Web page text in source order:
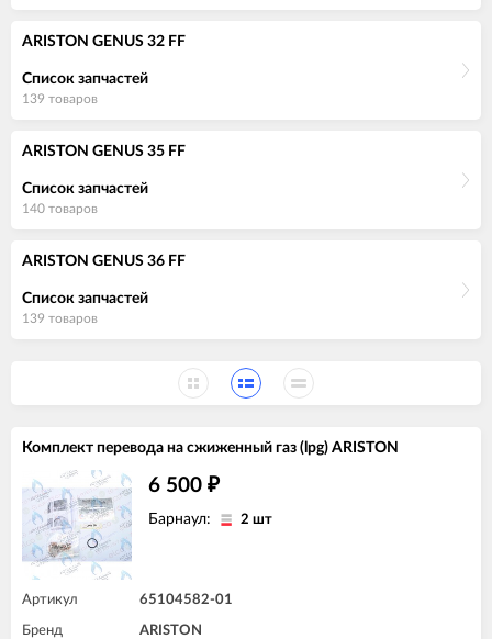
ARISTON GENUS 32 FF
Список запчастей
139 товаров
ARISTON GENUS 35 FF
Список запчастей
140 товаров
ARISTON GENUS 36 FF
Список запчастей
139 товаров
Комплект перевода на сжиженный газ (lpg) ARISTON
6 500 ₽
Барнаул: 2 шт
Артикул 65104582-01
Бренд ARISTON